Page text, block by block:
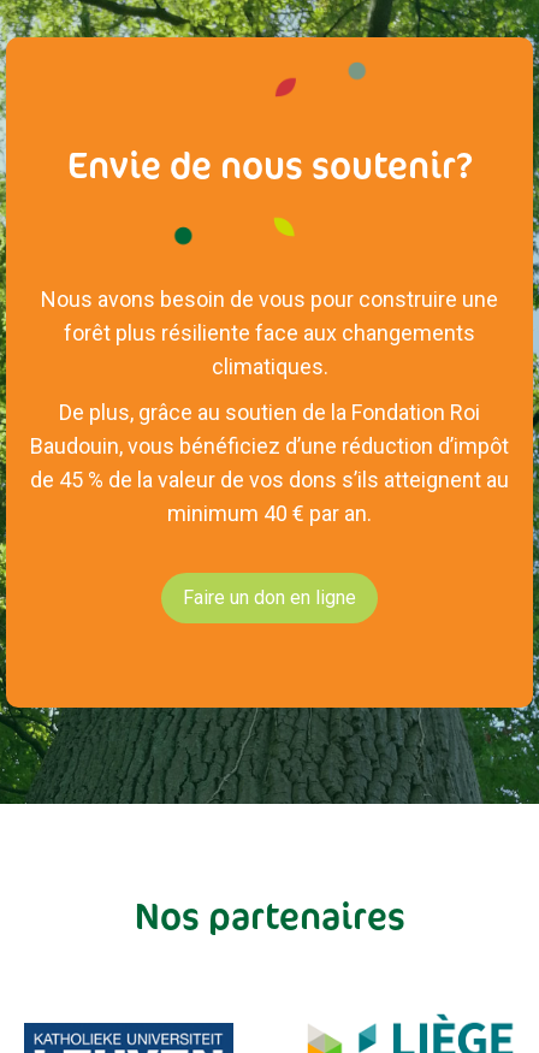
Envie de nous soutenir?
Nous avons besoin de vous pour construire une
forêt plus résiliente face aux changements
climatiques.
De plus, grâce au soutien de la Fondation Roi
Baudouin, vous bénéficiez d’une réduction d’impôt
de 45 % de la valeur de vos dons s’ils atteignent au
minimum 40 € par an.
Faire un don en ligne
Nos partenaires